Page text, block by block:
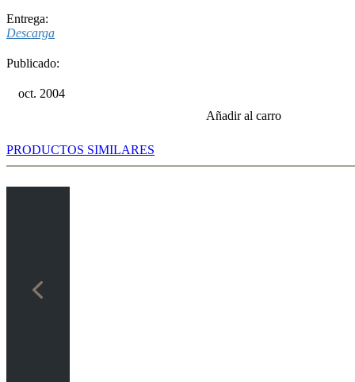
Entrega:
Descarga
Publicado:
oct. 2004
Añadir al carro
PRODUCTOS SIMILARES